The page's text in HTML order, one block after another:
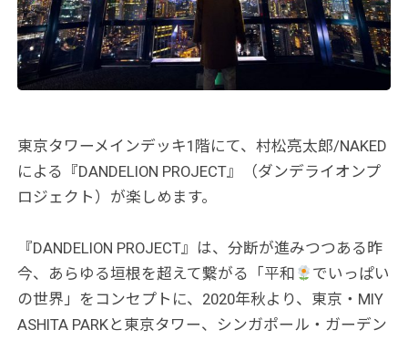
東京タワーメインデッキ1階にて、村松亮太郎/NAKED
による『DANDELION PROJECT』（ダンデライオンプ
ロジェクト）が楽しめます。
『DANDELION PROJECT』は、分断が進みつつある昨
今、あらゆる垣根を超えて繋がる「平和
でいっぱい
の世界」をコンセプトに、2020年秋より、東京・MIY
ASHITA PARKと東京タワー、シンガポール・ガーデン